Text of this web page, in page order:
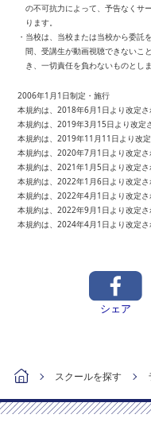
の不可抗力によって、予告なくサ
ります。
・当校は、当校または当校から委託
間、受講生が動画視聴できないこ
き、一切責任を負わないものとしま
2006年1月1日制定・施行
本規約は、2018年6月1日より改定さ
本規約は、2019年3月15日より改定
本規約は、2019年11月11日より改定
本規約は、2020年7月1日より改定さ
本規約は、2021年1月5日より改定さ
本規約は、2022年1月6日より改定さ
本規約は、2022年4月1日より改定さ
本規約は、2022年9月1日より改定さ
本規約は、2024年4月1日より改定さ
シェア
スクールを探す